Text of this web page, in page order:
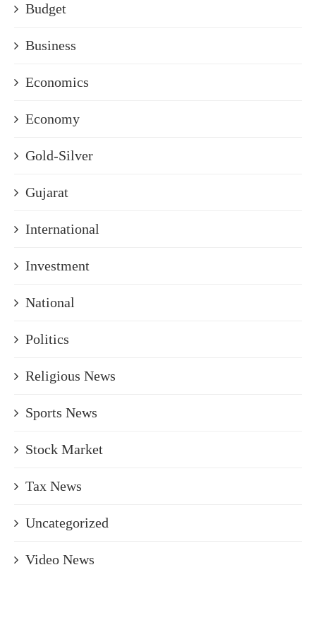
Budget
Business
Economics
Economy
Gold-Silver
Gujarat
International
Investment
National
Politics
Religious News
Sports News
Stock Market
Tax News
Uncategorized
Video News